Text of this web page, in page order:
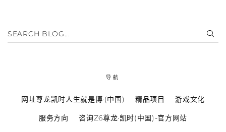
SEARCH BLOG...
导航
网址尊龙凯时人生就是博·(中国) 精品项目 游戏文化
服务方向 咨询Z6尊龙·凯时(中国)-官方网站